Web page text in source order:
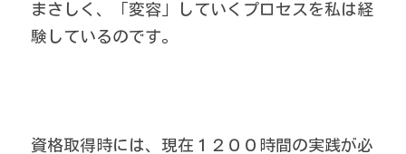
まさしく、「変容」していくプロセスを私は経
験しているのです。
資格取得時には、現在１２００時間の実践が必